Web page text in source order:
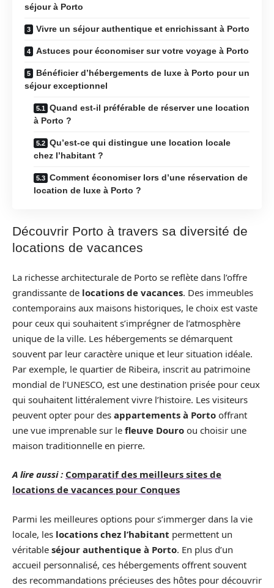
séjour à Porto
Vivre un séjour authentique et enrichissant à Porto
Astuces pour économiser sur votre voyage à Porto
Bénéficier d’hébergements de luxe à Porto pour un
séjour exceptionnel
Quand est-il préférable de réserver une location
à Porto ?
Qu’est-ce qui distingue une location locale
chez l’habitant ?
Comment économiser lors d’une réservation de
location de luxe à Porto ?
Découvrir Porto à travers sa diversité de
locations de vacances
La richesse architecturale de Porto se reflète dans l’offre
grandissante de locations de vacances. Des immeubles
contemporains aux maisons historiques, le choix est vaste
pour ceux qui souhaitent s’imprégner de l’atmosphère
unique de la ville. Les hébergements se démarquent
souvent par leur caractère unique et leur situation idéale.
Par exemple, le quartier de Ribeira, inscrit au patrimoine
mondial de l’UNESCO, est une destination prisée pour ceux
qui souhaitent littéralement vivre l’histoire. Les visiteurs
peuvent opter pour des appartements à Porto offrant
une vue imprenable sur le fleuve Douro ou choisir une
maison traditionnelle en pierre.
A lire aussi : Comparatif des meilleurs sites de
locations de vacances pour Conques
Parmi les meilleures options pour s’immerger dans la vie
locale, les locations chez l’habitant permettent un
véritable séjour authentique à Porto. En plus d’un
accueil personnalisé, ces hébergements offrent souvent
des recommandations précieuses des hôtes pour découvrir